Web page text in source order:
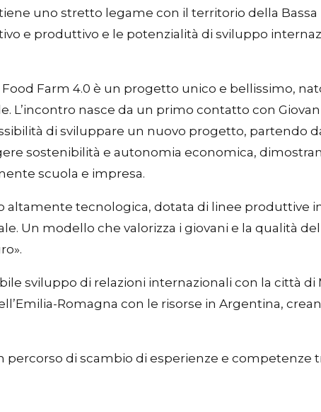
uno stretto legame con il territorio della
e produttivo e le potenzialità di sviluppo
Farm 4.0 è un progetto unico e bellissimo,
L’incontro nasce da un primo contatto con
di sviluppare un nuovo progetto, partendo
sostenibilità e autonomia economica,
scuola e impresa.
tecnologica, dotata di linee produttive
Un modello che valorizza i giovani e la qualità
sviluppo di relazioni internazionali con la città di
Romagna con le risorse in Argentina,
percorso di scambio di esperienze e competenze